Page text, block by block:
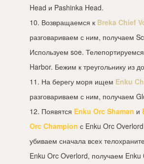
Head и Pashinka Head.
10. Возвращаемся к Breka Chief
разговариваем с ним, получаем
Используем soe.
Harbor. Бежим к треугольнику из
11. На берегу моря ищем Enku
разговариваем с ним, получаем
12. Появятся Enku Orc Shaman и
Orc Champion с Enku Orc
убиваем сначала всех
Enku Orc Overlord, получаем Enku